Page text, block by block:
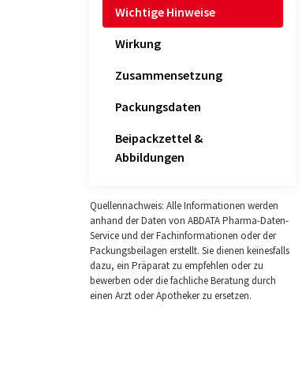
Wichtige Hinweise
Wirkung
Zusammensetzung
Packungsdaten
Beipackzettel &
Abbildungen
Quellennachweis: Alle Informationen werden
anhand der Daten von ABDATA Pharma-Daten-
Service und der Fachinformationen oder der
Packungsbeilagen erstellt. Sie dienen keinesfalls
dazu, ein Präparat zu empfehlen oder zu
bewerben oder die fachliche Beratung durch
einen Arzt oder Apotheker zu ersetzen.